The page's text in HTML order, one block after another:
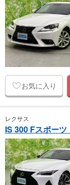
お気に入り
レクサス
IS 300 Fスポーツ